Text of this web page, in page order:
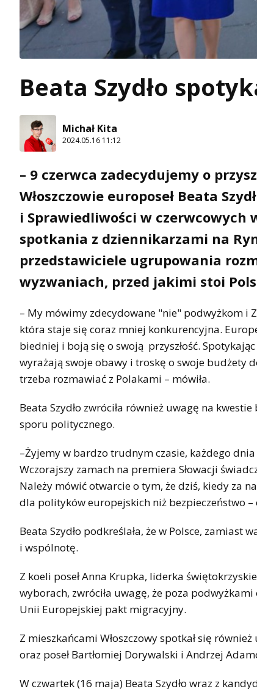
Beata Szydło
Michał Kita
2024.05.16 11:12
– 9 czerwca zadecydujemy o
Włoszczowie europoseł Beata
i Sprawiedliwości w
spotkania z dziennikarzami na
przedstawiciele ugrupowania
wyzwaniach, przed jakimi stoi
– My mówimy zdecydowane "nie" podwyżkom i
która staje się coraz mniej konkurencyjna.
biedniej i boją się o swoją przyszłość.
wyrażają swoje obawy i troskę o swoje budżety
trzeba rozmawiać z Polakami – mówiła.
Beata Szydło zwróciła również uwagę na
sporu politycznego.
–Żyjemy w bardzo trudnym czasie, każdego
Wczorajszy zamach na premiera Słowacji
Należy mówić otwarcie o tym, że dziś, kiedy za
dla polityków europejskich niż bezpieczeństwo –
Beata Szydło podkreślała, że w Polsce,
i wspólnotę.
Z koeli poseł Anna Krupka, liderka
wyborach, zwróciła uwagę, że poza
Unii Europejskiej pakt migracyjny.
Z mieszkańcami Włoszczowy spotkał się
oraz poseł Bartłomiej Dorywalski i Andrzej
W czwartek (16 maja) Beata Szydło wraz z